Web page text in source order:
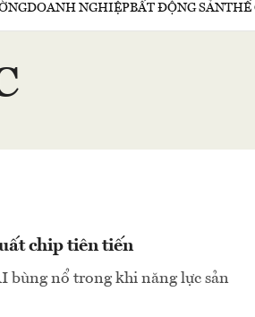
DOANH NGHIỆPBẤT ĐỘNG SẢNTHẾ
chip tiên tiến
bùng nổ trong khi năng lực sản